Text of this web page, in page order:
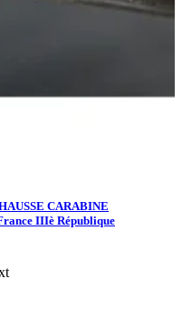
CARABINE
IIIè République